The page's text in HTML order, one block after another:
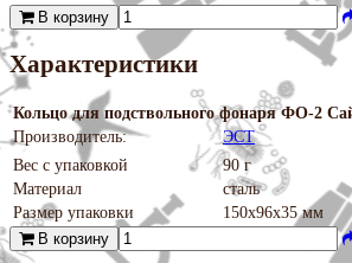
В корзину
Характеристики
Кольцо для подствольного фонаря ФО-2
Производитель:
ЭСТ
Вес с упаковкой
90 г
Материал
сталь
Размер упаковки
150х96х35 мм
В корзину